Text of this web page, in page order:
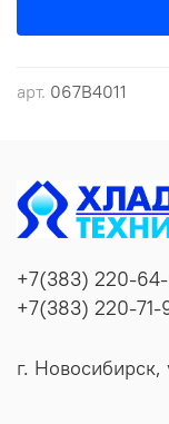
арт. 067B4011
+7(383) 220-
+7(383) 220-71-
г. Новосибирск,